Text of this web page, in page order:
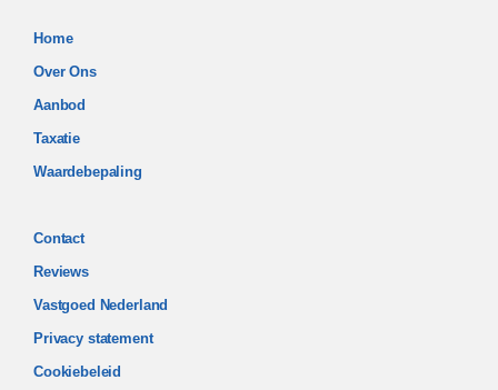
Home
Over Ons
Aanbod
Taxatie
Waardebepaling
Contact
Reviews
Vastgoed Nederland
Privacy statement
Cookiebeleid